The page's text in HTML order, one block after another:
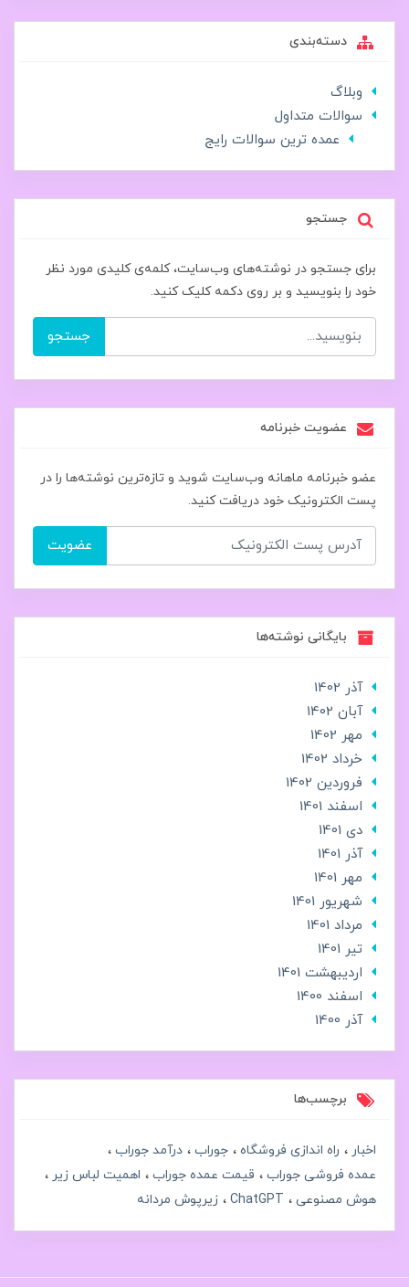
دسته‌بندی
وبلاگ
سوالات متداول
عمده ترین سوالات رایج
جستجو
برای جستجو در نوشته‌های وب‌سایت، کلمه‌ی کلیدی مورد نظر
خود را بنویسید و بر روی دکمه کلیک کنید.
جستجو
عضویت خبرنامه
عضو خبرنامه ماهانه وب‌سایت شوید و تازه‌ترین نوشته‌ها را در
پست الکترونیک خود دریافت کنید.
عضویت
بایگانی نوشته‌ها
آذر 1402
آبان 1402
مهر 1402
خرداد 1402
فروردین 1402
اسفند 1401
دی 1401
آذر 1401
مهر 1401
شهریور 1401
مرداد 1401
تير 1401
ارديبهشت 1401
اسفند 1400
آذر 1400
برچسب‌ها
اخبار راه اندازی فروشگاه جوراب
درآمد جوراب
عمده فروشی جوراب
قیمت عمده جوراب
اهمیت لباس زیر
هوش مصنوعی
ChatGPT زیرپوش مردانه